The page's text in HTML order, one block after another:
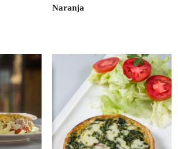
Naranja